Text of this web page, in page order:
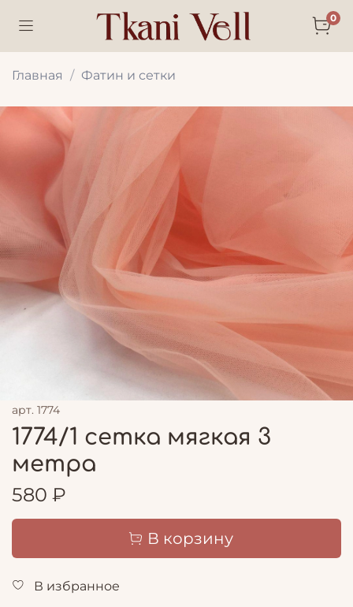
0
Главная Фатин и сетки
арт. 1774
1774/1 сетка мягкая 3
метра
580 ₽
В корзину
В избранное